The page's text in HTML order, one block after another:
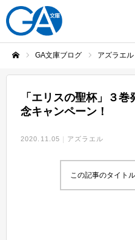
GA文庫ブログ アズラエル
「エリスの聖杯」３
念キャンペーン！
2020.11.05 アズラエル
この記事のタイト